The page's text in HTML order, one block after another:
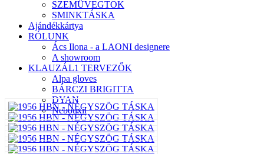
SZEMÜVEGTOK
SMINKTÁSKA
Ajándékkártya
RÓLUNK
Ács Ilona - a LAONI designere
A showroom
KLAUZÁL1 TERVEZŐK
Alpa gloves
BÁRCZI BRIGITTA
DYAN
Nebouxii